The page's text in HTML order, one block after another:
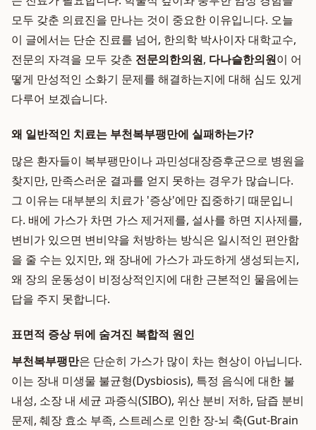
모두 갖춘 의료진을 만나는 것이 중요한 이유입니다. 오늘
이 글에서는 단순 진료를 넘어, 한의학 박사이자 대학교수,
전문의 자격을 모두 갖춘 전문의한의원, 다나슬한의원이 어
떻게 만성적인 소화기 문제를 해결하는지에 대해 심도 있게
다루어 보겠습니다.
왜 일반적인 치료는 부천복부팽만에 실패하는가?
많은 환자들이 복부팽만이나 과민성대장증후군으로 병원을
찾지만, 만족스러운 결과를 얻지 못하는 경우가 많습니다.
그 이유는 대부분의 치료가 '증상'에만 집중하기 때문입니
다. 배에 가스가 차면 가스 제거제를, 설사를 하면 지사제를,
변비가 있으면 변비약을 처방하는 방식은 일시적인 편안함
을 줄 수는 있지만, 왜 장내에 가스가 과도하게 생성되는지,
왜 장의 운동성이 비정상적인지에 대한 근본적인 물음에는
답을 주지 못합니다.
표면적 증상 뒤에 숨겨진 복합적 원인
부천복부팽만은 단순히 가스가 많이 차는 현상이 아닙니다.
이는 장내 미생물 불균형(Dysbiosis), 특정 음식에 대한 불
내성, 소장 내 세균 과증식(SIBO), 위산 분비 저하, 담즙 분비
문제, 췌장 효소 부족, 스트레스로 인한 장-뇌 축(Gut-Brain